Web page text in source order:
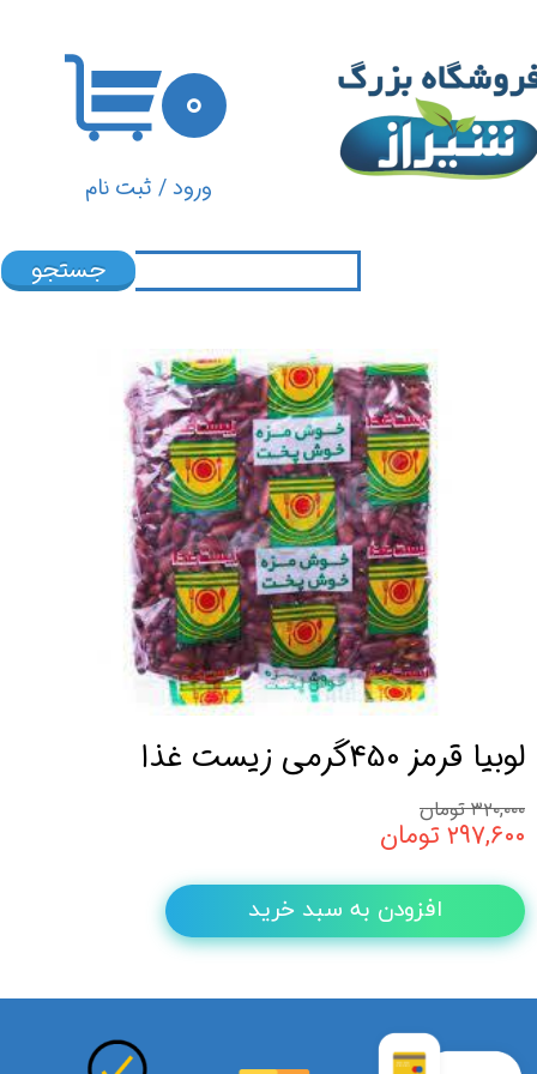
ورود/ ثبت نام
تغییر گذر واژه
سفارشات
۰
جستجو
لوبیا قرمز 450گرمی زیست غذا
۳۲۰,۰۰۰ تومان
۲۹۷,۶۰۰ تومان
افزودن به سبد خرید